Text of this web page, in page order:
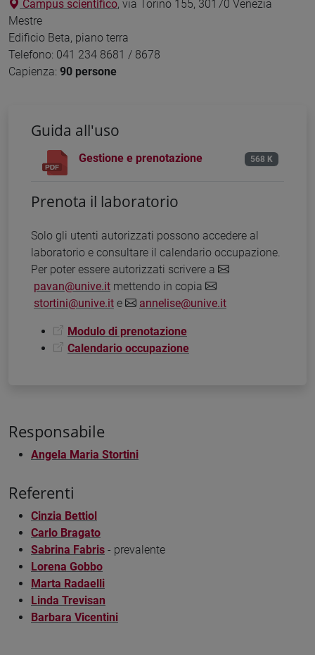
Campus scientifico, via Torino 155, 30170 Venezia
Mestre
Edificio Beta, piano terra
Telefono: 041 234 8681 / 8678
Capienza: 90 persone
Guida all'uso
Gestione e prenotazione 568 K
Prenota il laboratorio
Solo gli utenti autorizzati possono accedere al
laboratorio e consultare il calendario occupazione.
Per poter essere autorizzati scrivere a
pavan@unive.it mettendo in copia
stortini@unive.it e annelise@unive.it
Modulo di prenotazione
Calendario occupazione
Responsabile
Angela Maria Stortini
Referenti
Cinzia Bettiol
Carlo Bragato
Sabrina Fabris - prevalente
Lorena Gobbo
Marta Radaelli
Linda Trevisan
Barbara Vicentini